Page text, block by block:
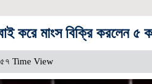
করে মাংস বিক্রি করলেন ৫
Time View